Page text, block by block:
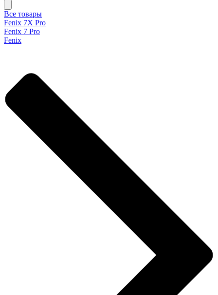
Все товары
Fenix 7X Pro
Fenix 7 Pro
Fenix